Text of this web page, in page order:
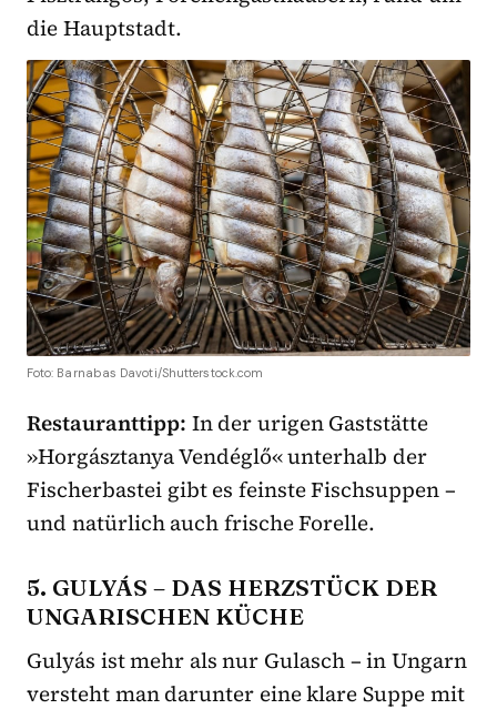
die Hauptstadt.
Foto: Barnabas Davoti/Shutterstock.com
Restauranttipp: In der urigen Gaststätte
»Horgásztanya Vendéglő« unterhalb der
Fischerbastei gibt es feinste Fischsuppen –
und natürlich auch frische Forelle.
5. GULYÁS – DAS HERZSTÜCK DER
UNGARISCHEN KÜCHE
Gulyás ist mehr als nur Gulasch – in Ungarn
versteht man darunter eine klare Suppe mit